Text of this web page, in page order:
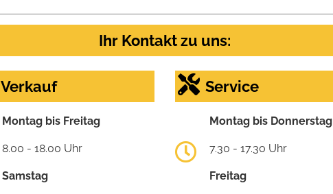
Ihr Kontakt zu uns:
Verkauf
Montag bis Freitag
8.00 - 18.00 Uhr
Samstag
Service
Montag bis Donnerstag
7.30 - 17.30 Uhr
Freitag